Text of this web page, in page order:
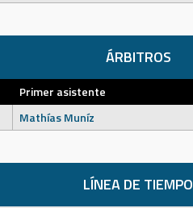
ÁRBITROS
Primer asistente
Mathías Muníz
LÍNEA DE TIEMPO